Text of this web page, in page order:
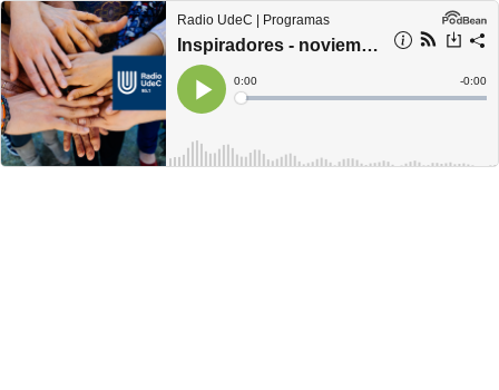
Radio UdeC | Programas
Inspiradores - noviembre 04
Play
Current
Time
0:00
Loaded:
Time
-0:00